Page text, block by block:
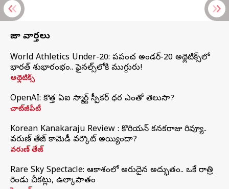
తాజా వార్తలు
World Athletics Under-20: ప్రపంచ అండర్-20 అథ్లెటిక్స్‌లో
భారత్‌ శుభారంభం.. ఫైనల్స్‌లోకి ముగ్గురు!
అథ్లెటిక్స్
OpenAI: కొత్త ఏఐ స్మార్ట్ స్పీకర్ ధర ఎంతో తెలుసా?
చాట్‌జీపీటీ
Korean Kanakaraju Review : కొరియన్ కనకరాజు రివ్యూ..
వరుణ్ తేజ్ కామెడీ వర్కౌట్ అయ్యిందా?
వరుణ్ తేజ్
Rare Sky Spectacle: ఆకాశంలో అరుదైన అద్భుతం.. ఒకే రాత్రి
రెండు చీకట్లు, ఉల్కాపాతం